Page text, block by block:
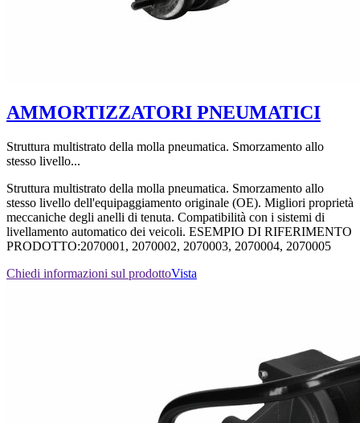
AMMORTIZZATORI PNEUMATICI
Struttura multistrato della molla pneumatica. Smorzamento allo
stesso livello...
Struttura multistrato della molla pneumatica. Smorzamento allo
stesso livello dell'equipaggiamento originale (OE). Migliori proprietà
meccaniche degli anelli di tenuta. Compatibilità con i sistemi di
livellamento automatico dei veicoli. ESEMPIO DI RIFERIMENTO
PRODOTTO:2070001, 2070002, 2070003, 2070004, 2070005
Chiedi informazioni sul prodottoVista